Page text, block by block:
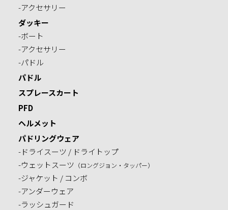
-アクセサリー
ダッキー
-ボート
-アクセサリー
-パドル
パドル
スプレースカート
PFD
ヘルメット
パドリングウェア
-ドライスーツ / ドライトップ
-ウェットスーツ （ロングジョン・タッパー）
-ジャケット / コンボ
-アンダーウェア
-ラッシュガード